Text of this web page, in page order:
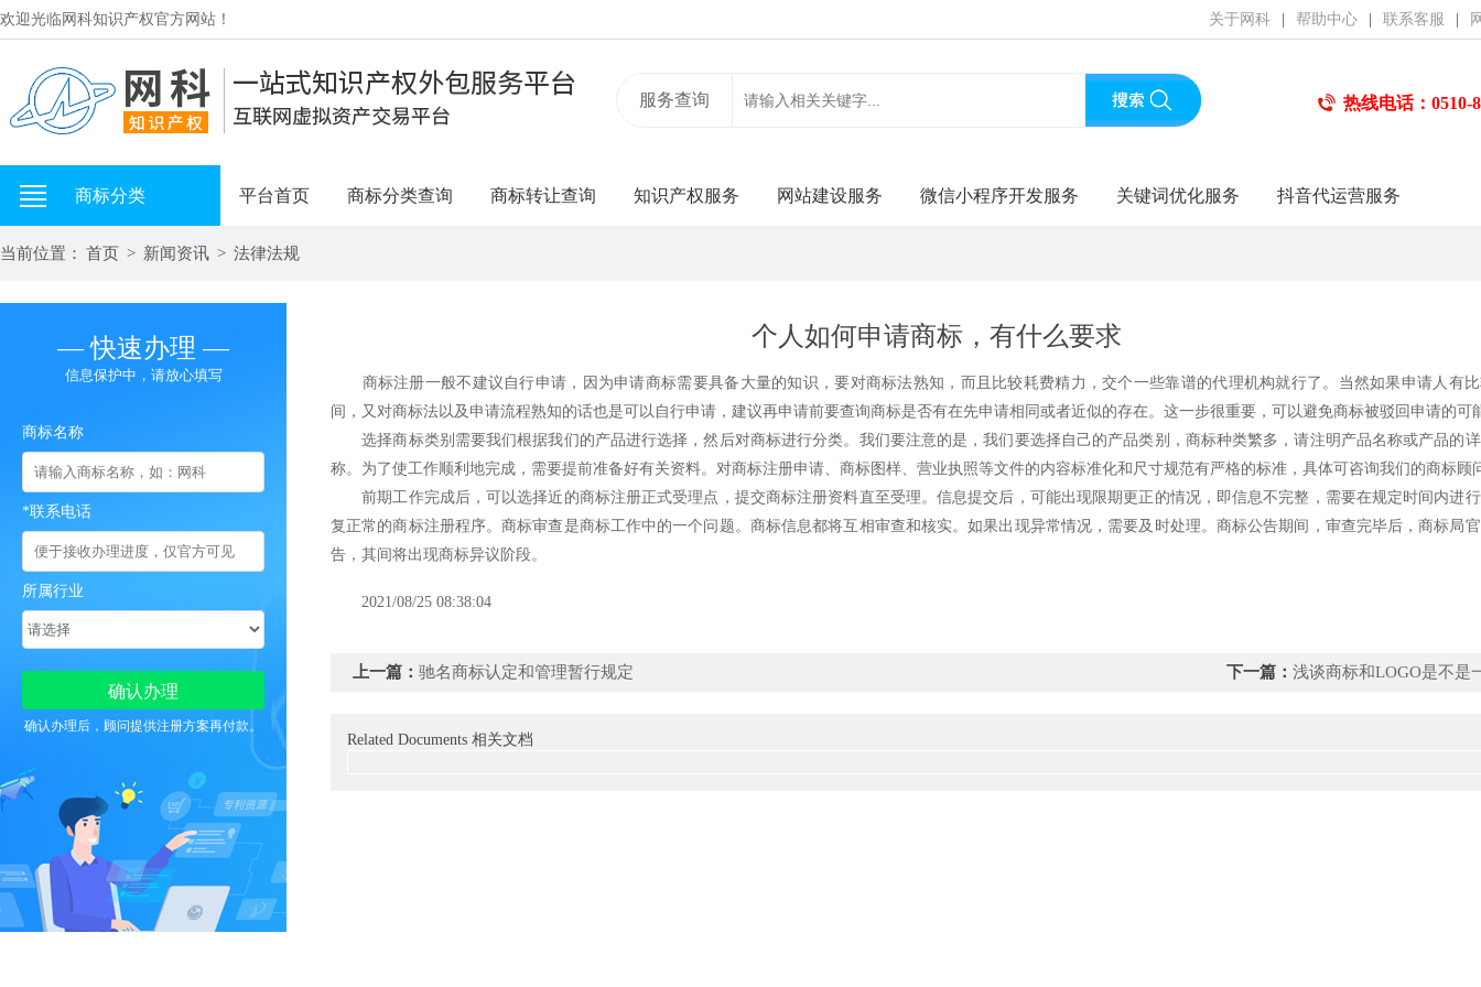
欢迎光临网科知识产权官方网站！ 关于网科 帮助中心 联系客服
服务查询 热线电话：0510-
商标分类 平台首页 商标分类查询 商标转让查询 知识产权服务 网站建设服务 微信小程序开发服务 关键词优化服务 抖音代运营服务
当前位置： 首页 > 新闻资讯 > 法律法规
— 快速办理 —
信息保护中，请放心填写
商标名称
*联系电话
所属行业
确认办理后，顾问提供注册方案再付款。
个人如何申请商标，有什么要求
商标注册一般不建议自行申请，因为申请商标需要具备大量的知识，要对商标法熟知，而且比较耗费精力，交个一些靠谱的代理机构就行了。当然如果申请人有
间，又对商标法以及申请流程熟知的话也是可以自行申请，建议再申请前要查询商标是否有在先申请相同或者近似的存在。这一步很重要，可以避免商标被驳回申请的可
选择商标类别需要我们根据我们的产品进行选择，然后对商标进行分类。我们要注意的是，我们要选择自己的产品类别，商标种类繁多，请注明产品名称或产品的
称。为了使工作顺利地完成，需要提前准备好有关资料。对商标注册申请、商标图样、营业执照等文件的内容标准化和尺寸规范有严格的标准，具体可咨询我们的商标顾
前期工作完成后，可以选择近的商标注册正式受理点，提交商标注册资料直至受理。信息提交后，可能出现限期更正的情况，即信息不完整，需要在规定时间内进
复正常的商标注册程序。商标审查是商标工作中的一个问题。商标信息都将互相审查和核实。如果出现异常情况，需要及时处理。商标公告期间，审查完毕后，商标局
告，其间将出现商标异议阶段。
2021/08/25 08:38:04
上一篇： 驰名商标认定和管理暂行规定 下一篇： 浅谈商标和LOGO是不是
Related Documents 相关文档